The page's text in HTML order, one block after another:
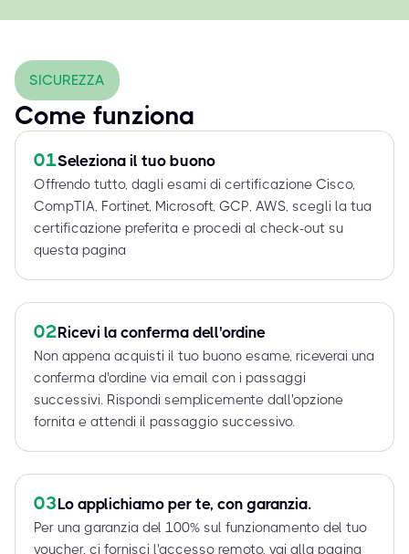
SICUREZZA
Come funziona
01Seleziona il tuo buono
Offrendo tutto, dagli esami di certificazione Cisco,
CompTIA, Fortinet, Microsoft, GCP, AWS, scegli la tua
certificazione preferita e procedi al check-out su
questa pagina
02Ricevi la conferma dell'ordine
Non appena acquisti il tuo buono esame, riceverai una
conferma d'ordine via email con i passaggi
successivi. Rispondi semplicemente dall'opzione
fornita e attendi il passaggio successivo.
03Lo applichiamo per te, con garanzia.
Per una garanzia del 100% sul funzionamento del tuo
voucher, ci fornisci l'accesso remoto, vai alla pagina